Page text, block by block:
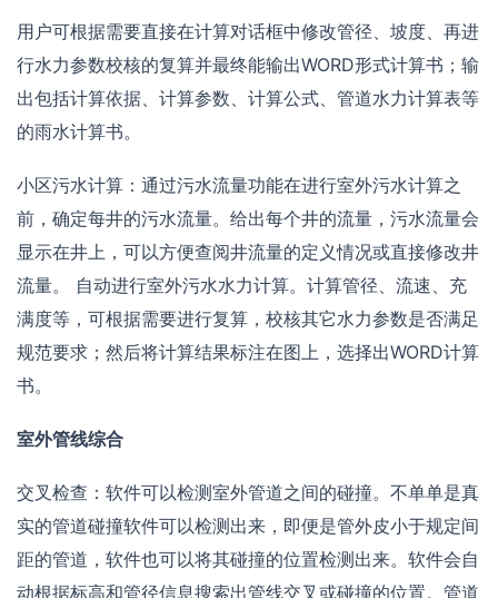
用户可根据需要直接在计算对话框中修改管径、坡度、再进
行水力参数校核的复算并最终能输出WORD形式计算书；输
出包括计算依据、计算参数、计算公式、管道水力计算表等
的雨水计算书。
小区污水计算：通过污水流量功能在进行室外污水计算之
前，确定每井的污水流量。给出每个井的流量，污水流量会
显示在井上，可以方便查阅井流量的定义情况或直接修改井
流量。 自动进行室外污水水力计算。计算管径、流速、充
满度等，可根据需要进行复算，校核其它水力参数是否满足
规范要求；然后将计算结果标注在图上，选择出WORD计算
书。
室外管线综合
交叉检查：软件可以检测室外管道之间的碰撞。不单单是真
实的管道碰撞软件可以检测出来，即便是管外皮小于规定间
距的管道，软件也可以将其碰撞的位置检测出来。软件会自
动根据标高和管径信息搜索出管线交叉或碰撞的位置。管道